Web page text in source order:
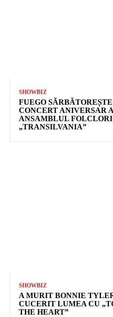
SHOWBIZ
FUEGO
CONCERT ANIVERSAR
ANSAMBLUL
„TRANSILVANIA”
SHOWBIZ
A MURIT BONNIE
CUCERIT LUMEA CU
THE HEART”